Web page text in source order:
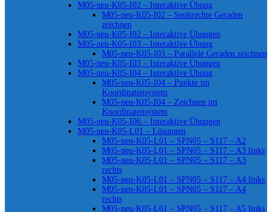
M05-neu-K05-I02 – Interaktive Übung
M05-neu-K05-I02 – Senkrechte Geraden
zeichnen
M05-neu-K05-I02 – Interaktive Übungen
M05-neu-K05-I03 – Interaktive Übung
M05-neu-K05-I03 – Parallele Geraden zeichnen
M05-neu-K05-I03 – Interaktive Übungen
M05-neu-K05-I04 – Interaktive Übung
M05-neu-K05-I04 – Punkte im
Koordinatensystem
M05-neu-K05-I04 – Zeichnen im
Koordinatensystem
M05-neu-K05-I06 – Interaktive Übungen
M05-neu-K05-L01 – Lösungen
M05-neu-K05-L01 – SPN05 – S117 – A2
M05-neu-K05-L01 – SPN05 – S117 – A3 links
M05-neu-K05-L01 – SPN05 – S117 – A3
rechts
M05-neu-K05-L01 – SPN05 – S117 – A4 links
M05-neu-K05-L01 – SPN05 – S117 – A4
rechts
M05-neu-K05-L01 – SPN05 – S117 – A5 links